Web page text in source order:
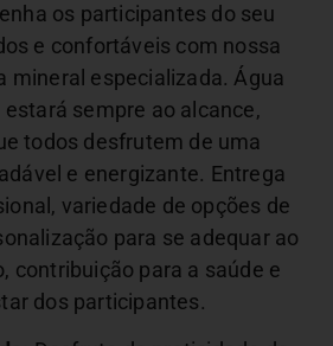
os participantes do seu
e confortáveis com nossa
mineral especializada. Água
sempre ao alcance,
todos desfrutem de uma
e energizante. Entrega
variedade de opções de
para se adequar ao
contribuição para a saúde e
dos participantes.